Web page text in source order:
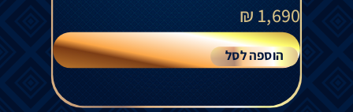
1,690
₪
הוספה לסל